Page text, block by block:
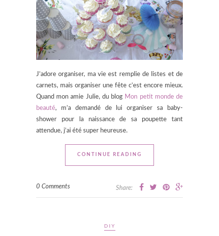
J’adore organiser, ma vie est remplie de listes et de
carnets, mais organiser une fête c’est encore mieux.
Quand mon amie Julie, du blog Mon petit monde de
beauté, m’a demandé de lui organiser sa baby-
shower pour la naissance de sa poupette tant
attendue, j’ai été super heureuse.
CONTINUE READING
0 Comments Share:
DIY